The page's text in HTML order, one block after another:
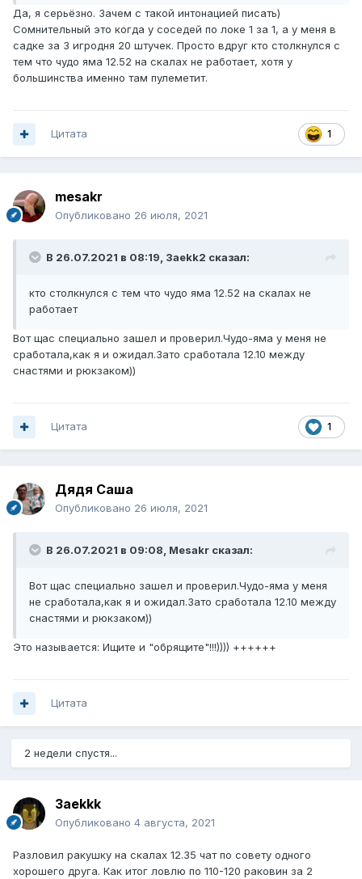
Да, я серьёзно. Зачем с такой интонацией писать)
Сомнительный это когда у соседей по локе 1 за 1, а у меня в
садке за 3 игродня 20 штучек. Просто вдруг кто столкнулся с
тем что чудо яма 12.52 на скалах не работает, хотя у
большинства именно там пулеметит.
1
Цитата
mesakr
Опубликовано 26 июля, 2021
В 26.07.2021 в 08:19, 3aekk2 сказал:
кто столкнулся с тем что чудо яма 12.52 на скалах не
работает
Вот щас специально зашел и проверил.Чудо-яма у меня не
сработала,как я и ожидал.Зато сработала 12.10 между
снастями и рюкзаком))
1
Цитата
Дядя Саша
Опубликовано 26 июля, 2021
В 26.07.2021 в 09:08, Mesakr сказал:
Вот щас специально зашел и проверил.Чудо-яма у меня
не сработала,как я и ожидал.Зато сработала 12.10 между
снастями и рюкзаком))
Это называется: Ищите и "обрящите"!!!)))) ++++++
Цитата
2 недели спустя...
3aekkk
Опубликовано 4 августа, 2021
Разловил ракушку на скалах 12.35 чат по совету одного
хорошего друга. Как итог ловлю по 110-120 раковин за 2